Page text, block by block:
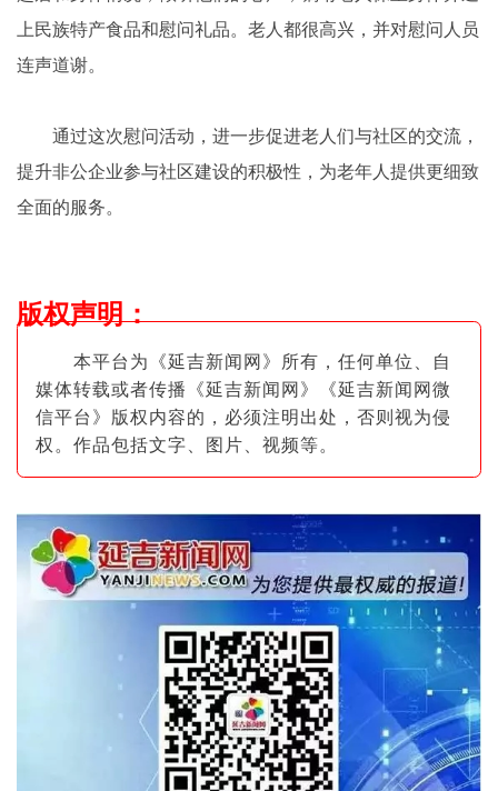
上民族特产食品和慰问礼品。老人都很高兴，并对慰问人员
连声道谢。
通过这次慰问活动，进一步促进老人们与社区的交流，
提升非公企业参与社区建设的积极性，为老年人提供更细致
全面的服务。
版权声明：
本平台为《延吉新闻网》所有，任何单位、自
媒体转载或者传播《延吉新闻网》《延吉新闻网微
信平台》版权内容的，必须注明出处，否则视为侵
权。作品包括文字、图片 、视频等。